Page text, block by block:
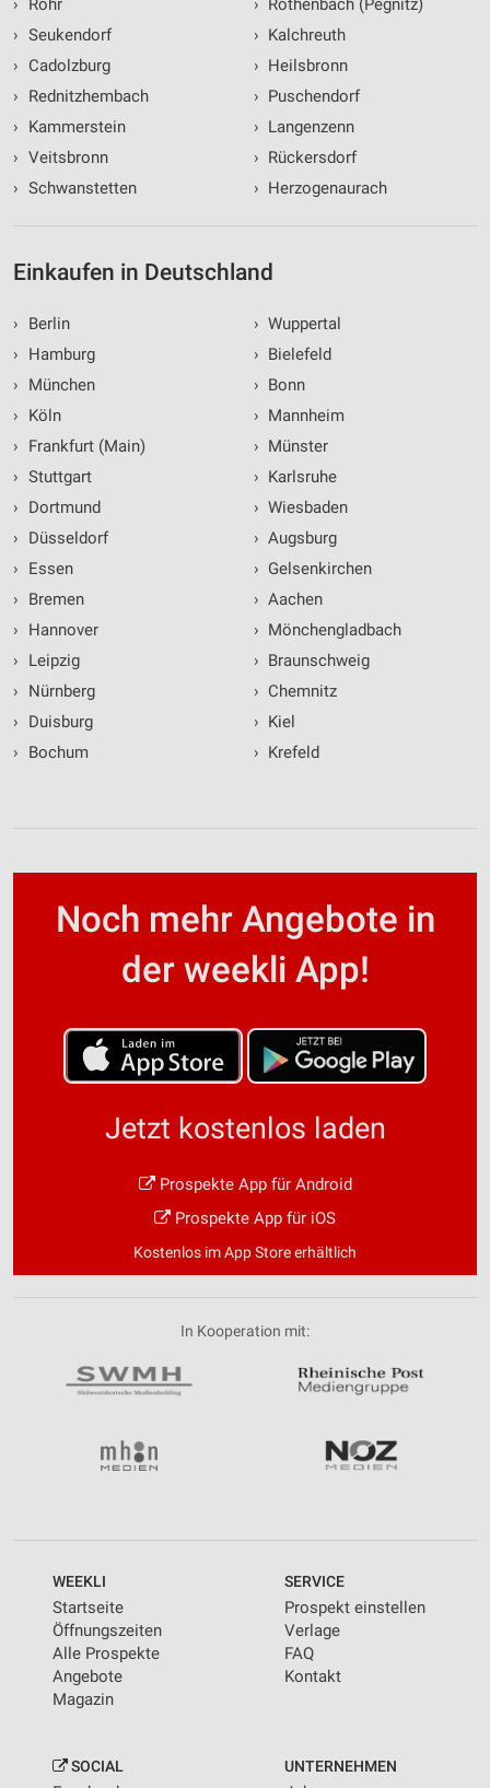
›
Rohr
› Seukendorf
›
Cadolzburg
›
Rednitzhembach
›
Kammerstein
› Veitsbronn
› Schwanstetten
› Röthenbach (Pegnitz)
› Kalchreuth
› Heilsbronn
› Puschendorf
› Langenzenn
› Rückersdorf
› Herzogenaurach
Einkaufen in Deutschland
›
Berlin
›
Hamburg
›
München
›
Köln
›
Frankfurt (Main)
› Stuttgart
›
Dortmund
›
Düsseldorf
›
Essen
›
Bremen
›
Hannover
›
Leipzig
›
Nürnberg
›
Duisburg
›
Bochum
› Wuppertal
› Bielefeld
› Bonn
› Mannheim
› Münster
› Karlsruhe
› Wiesbaden
› Augsburg
› Gelsenkirchen
› Aachen
› Mönchengladbach
› Braunschweig
› Chemnitz
› Kiel
› Krefeld
Noch mehr Angebote in
der weekli App!
Jetzt kostenlos laden
Prospekte App für Android
Prospekte App für iOS
Kostenlos im App Store erhältlich
In Kooperation mit:
WEEKLI
Startseite
Öffnungszeiten
Alle Prospekte
Angebote
Magazin
SERVICE
Prospekt einstellen
Verlage
FAQ
Kontakt
SOCIAL UNTERNEHMEN